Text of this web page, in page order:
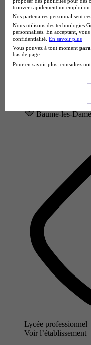
Baume-les-
Lycée professionnel
Voir l’établissement
trouver rapidement un emploi ou
Nos partenaires personnalisent
Nous utilisons des technologies
personnalisés. En acceptant,
confidentialité. En savoir plus
Vous pouvez à tout moment
bas de page.
Pour en savoir plus, consultez